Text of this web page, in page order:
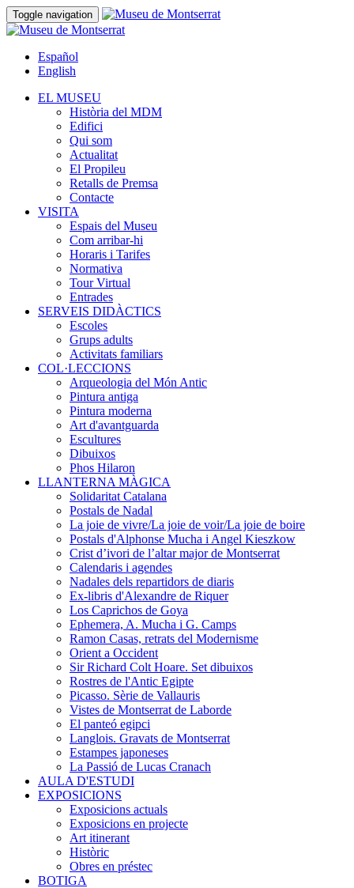
Toggle navigation
Español
English
EL MUSEU
Història del MDM
Edifici
Qui som
Actualitat
El Propileu
Retalls de Premsa
Contacte
VISITA
Espais del Museu
Com arribar-hi
Horaris i Tarifes
Normativa
Tour Virtual
Entrades
SERVEIS DIDÀCTICS
Escoles
Grups adults
Activitats familiars
COL·LECCIONS
Arqueologia del Món Antic
Pintura antiga
Pintura moderna
Art d'avantguarda
Escultures
Dibuixos
Phos Hilaron
LLANTERNA MÀGICA
Solidaritat Catalana
Postals de Nadal
La joie de vivre/La joie de voir/La joie de boire
Postals d'Alphonse Mucha i Angel Kieszkow
Crist d’ivori de l’altar major de Montserrat
Calendaris i agendes
Nadales dels repartidors de diaris
Ex-libris d'Alexandre de Riquer
Los Caprichos de Goya
Ephemera, A. Mucha i G. Camps
Ramon Casas, retrats del Modernisme
Orient a Occident
Sir Richard Colt Hoare. Set dibuixos
Rostres de l'Antic Egipte
Picasso. Sèrie de Vallauris
Vistes de Montserrat de Laborde
El panteó egipci
Langlois. Gravats de Montserrat
Estampes japoneses
La Passió de Lucas Cranach
AULA D'ESTUDI
EXPOSICIONS
Exposicions actuals
Exposicions en projecte
Art itinerant
Històric
Obres en préstec
BOTIGA